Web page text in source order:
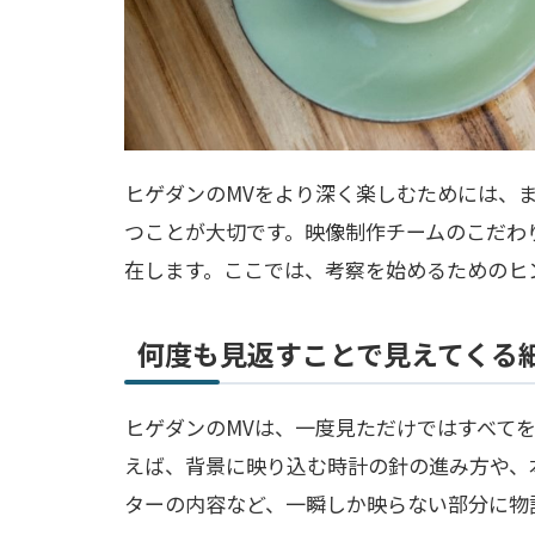
ヒゲダンのMVをより深く楽しむためには
つことが大切です。映像制作チームのこだ
在します。ここでは、考察を始めるための
何度も見返すことで見えてくる
ヒゲダンのMVは、一度見ただけではすべて
えば、背景に映り込む時計の針の進み方や
ターの内容など、一瞬しか映らない部分に